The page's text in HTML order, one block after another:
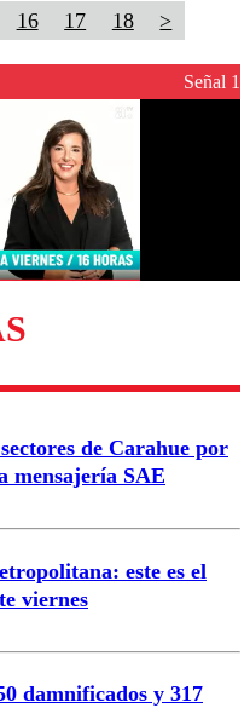
16 17 18 >
Señal 1
de Carahue por
mensajería SAE
este es el
viernes
damnificados y 317